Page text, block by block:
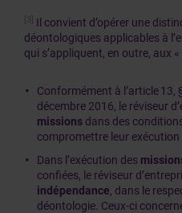
[3] Il convient d’opérer une
déontologiques applicables à
qui s’appliquent, en outre, aux
Conformément à l’article 13,
décembre 2016, le réviseur
missions dans des
compromettre leur exécution
Dans l’exécution des
confiées, le réviseur
indépendance, dans le
déontologie. Ceux-ci